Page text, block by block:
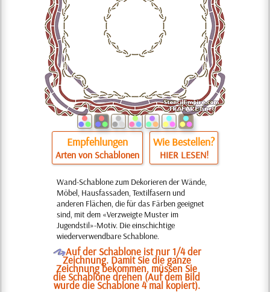
Empfehlungen
Arten von Schablonen
Wie Bestellen?
HIER LESEN!
Wand-Schablone zum Dekorieren der Wände,
Möbel, Hausfassaden, Textilfasern und
anderen Flächen, die für das Färben geeignet
sind, mit dem «Verzweigte Muster im
Jugendstil»-Motiv. Die einschichtige
wiederverwendbare Schablone.
OAuf der Schablone ist nur 1/4 der
Zeichnung. Damit Sie die ganze
Zeichnung bekommen, müssen Sie
die Schablone drehen (Auf dem Bild
wurde die Schablone 4 mal kopiert).